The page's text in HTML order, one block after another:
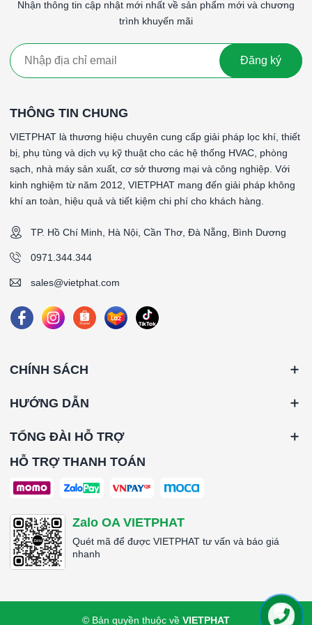
Nhận thông tin cập nhật mới nhất về sản phẩm mới và chương
trình khuyến mãi
Đăng ký
THÔNG TIN CHUNG
VIETPHAT là thương hiệu chuyên cung cấp giải pháp lọc khí, thiết
bị, phụ tùng và dịch vụ kỹ thuật cho các hệ thống HVAC, phòng
sạch, nhà máy sản xuất, cơ sở thương mại và công nghiệp. Với
kinh nghiệm từ năm 2012, VIETPHAT mang đến giải pháp không
khí an toàn, hiệu quả và tiết kiệm chi phí cho khách hàng.
TP. Hồ Chí Minh, Hà Nội, Cần Thơ, Đà Nẵng, Bình Dương
0971.344.344
sales@vietphat.com
CHÍNH SÁCH
HƯỚNG DẪN
TỔNG ĐÀI HỖ TRỢ
HỖ TRỢ THANH TOÁN
Zalo OA VIETPHAT
Quét mã để được VIETPHAT tư vấn và báo giá
nhanh
© Bản quyền thuộc về VIETPHAT Liên hệ